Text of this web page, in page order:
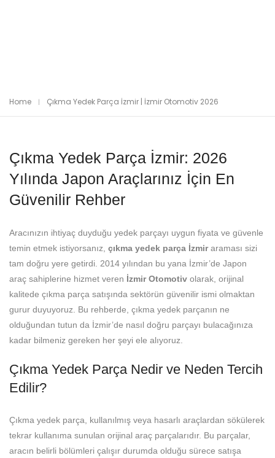
Home Çıkma Yedek Parça İzmir | İzmir Otomotiv 2026
Çıkma Yedek Parça İzmir: 2026
Yılında Japon Araçlarınız İçin En
Güvenilir Rehber
Aracınızın ihtiyaç duyduğu yedek parçayı uygun fiyata ve güvenle
temin etmek istiyorsanız, çıkma yedek parça İzmiraraması sizi
tam doğru yere getirdi. 2014 yılından bu yana İzmir’de Japon
araç sahiplerine hizmet veren İzmir Otomotiv olarak, orijinal
kalitede çıkma parça satışında sektörün güvenilir ismi olmaktan
gurur duyuyoruz. Bu rehberde, çıkma yedek parçanın ne
olduğundan tutun da İzmir’de nasıl doğru parçayı bulacağınıza
kadar bilmeniz gereken her şeyi ele alıyoruz.
Çıkma Yedek Parça Nedir ve Neden Tercih
Edilir?
Çıkma yedek parça, kullanılmış veya hasarlı araçlardan sökülerek
tekrar kullanıma sunulan orijinal araç parçalarıdır. Bu parçalar,
aracın belirli bölümleri çalışır durumda olduğu sürece satışa